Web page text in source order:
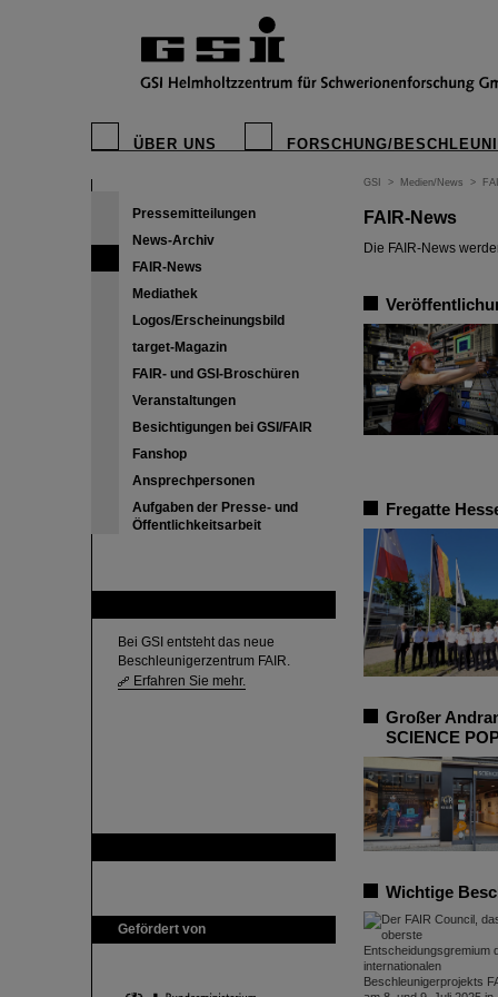
ÜBER UNS FORSCHUNG/
Pressemitteilungen
News-Archiv
FAIR-News
Mediathek
Logos/Erscheinungsbild
target-Magazin
FAIR- und GSI-Broschüren
Veranstaltungen
Besichtigungen bei GSI/FAIR
Fanshop
Ansprechpersonen
Aufgaben der Presse- und
Öffentlichkeitsarbeit
Bei GSI entsteht das neue
Beschleunigerzentrum FAIR.
Erfahren Sie mehr.
Gefördert von
GSI > Medien/News >
FAIR-News
Die FAIR-News
Fregatte
Großer
SCIENCE
Wichtige